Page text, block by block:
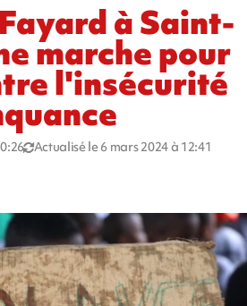
à Saint-
marche pour
l'insécurité
Actualisé le 6 mars 2024 à 12:41